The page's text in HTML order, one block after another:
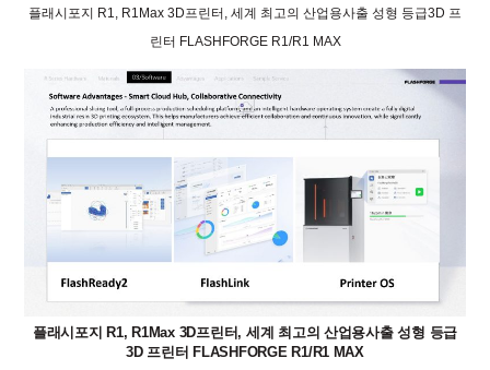
플래시포지 R1, R1Max 3D프린터, 세계 최고의 산업용사출 성형 등급3D 프
린터 FLASHFORGE R1/R1 MAX
플래시포지 R1, R1Max 3D프린터, 세계 최고의 산업용사출 성형 등급
3D 프린터 FLASHFORGE R1/R1 MAX